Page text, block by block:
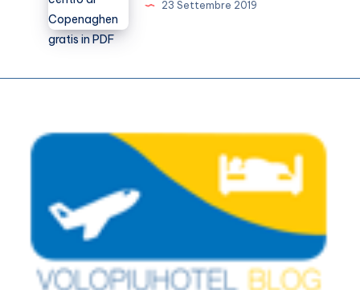
in
PDF
del
centro
Copenaghen
PDF
23 Settembre 2019